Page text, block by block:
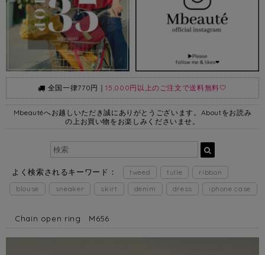
全国一律770円｜15,000円以上のご注文で送料無料🤍
Mbeautéへお越しいただき誠にありがとうございます。Aboutをお読み
の上お買い物をお楽しみくださいませ。
よく検索されるキーワード： tweed tulle
ribbon
blouse
sneaker skirt denim dress iphone case
Chain open ring M656